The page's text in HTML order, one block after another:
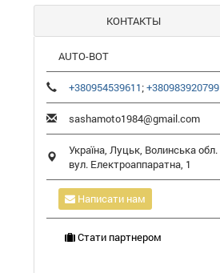
КОНТАКТЫ
AUTO-BOT
+380954539611;+380983920799
sashamoto1984@gmail.com
Україна, Луцьк, Волинська обл.
вул. Електроаппаратна, 1
Написати нам
Стати партнером